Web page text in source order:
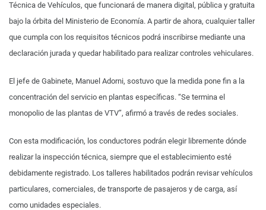
Técnica de Vehículos, que funcionará de manera digital, pública y gratuita
bajo la órbita del Ministerio de Economía. A partir de ahora, cualquier taller
que cumpla con los requisitos técnicos podrá inscribirse mediante una
declaración jurada y quedar habilitado para realizar controles vehiculares.
El jefe de Gabinete, Manuel Adorni, sostuvo que la medida pone fin a la
concentración del servicio en plantas específicas. “Se termina el
monopolio de las plantas de VTV”, afirmó a través de redes sociales.
Con esta modificación, los conductores podrán elegir libremente dónde
realizar la inspección técnica, siempre que el establecimiento esté
debidamente registrado. Los talleres habilitados podrán revisar vehículos
particulares, comerciales, de transporte de pasajeros y de carga, así
como unidades especiales.